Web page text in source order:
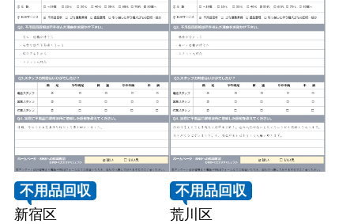
不用品回収
新宿区
不用品回収
荒川区